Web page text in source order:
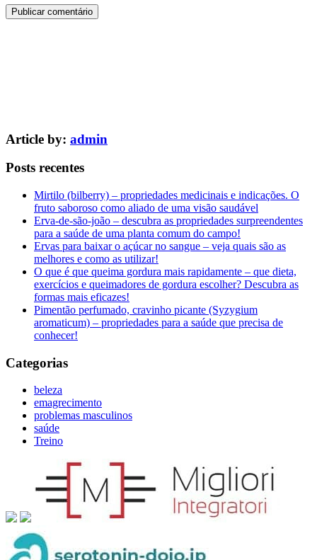
Article by: admin
Posts recentes
Mirtilo (bilberry) – propriedades medicinais e indicações. O
fruto saboroso como aliado de uma visão saudável
Erva-de-são-joão – descubra as propriedades surpreendentes
para a saúde de uma planta comum do campo!
Ervas para baixar o açúcar no sangue – veja quais são as
melhores e como as utilizar!
O que é que queima gordura mais rapidamente – que dieta,
exercícios e queimadores de gordura escolher? Descubra as
formas mais eficazes!
Pimentão perfumado, cravinho picante (Syzygium
aromaticum) – propriedades para a saúde que precisa de
conhecer!
Categorias
beleza
emagrecimento
problemas masculinos
saúde
Treino